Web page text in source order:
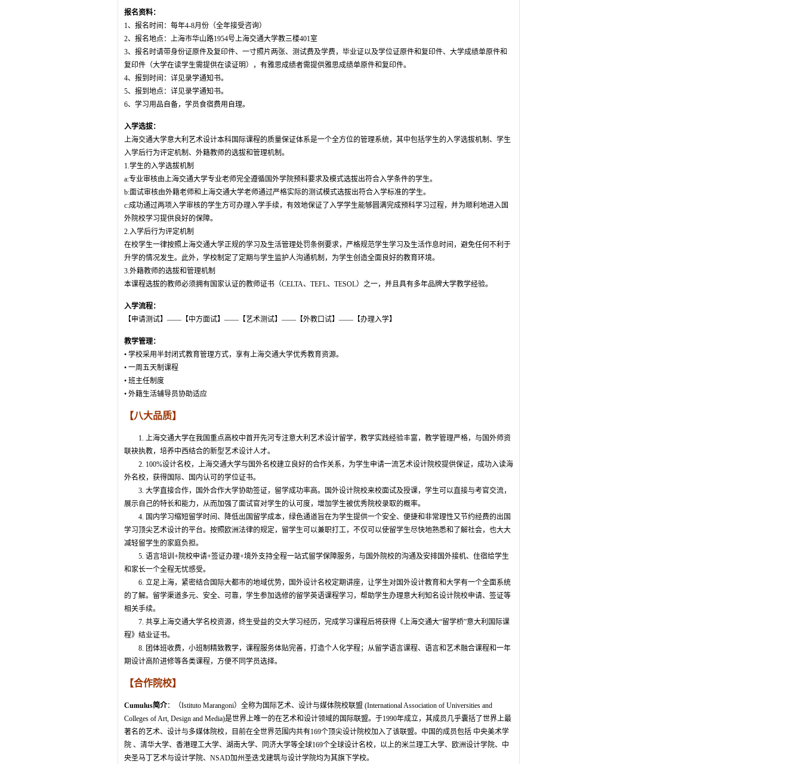
报名资料：
1、报名时间：每年4-8月份（全年接受咨询）
2、报名地点：上海市华山路1954号上海交通大学教三楼401室
3、报名时请带身份证原件及复印件、一寸照片两张、测试费及学费，毕业证以及学位证原件和复印件、大学成绩单原件和
复印件（大学在读学生需提供在读证明），有雅思成绩者需提供雅思成绩单原件和复印件。
4、报到时间：详见录学通知书。
5、报到地点：详见录学通知书。
6、学习用品自备，学员食宿费用自理。
入学选拔：
上海交通大学意大利艺术设计本科国际课程的质量保证体系是一个全方位的管理系统，其中包括学生的入学选拔机制、学生
入学后行为评定机制、外籍教师的选拔和管理机制。
1.学生的入学选拔机制
a:专业审核由上海交通大学专业老师完全遵循国外学院预科要求及模式选拔出符合入学条件的学生。
b:面试审核由外籍老师和上海交通大学老师通过严格实际的测试模式选拔出符合入学标准的学生。
c:成功通过两项入学审核的学生方可办理入学手续，有效地保证了入学学生能够圆满完成预科学习过程，并为顺利地进入国
外院校学习提供良好的保障。
2.入学后行为评定机制
在校学生一律按照上海交通大学正规的学习及生活管理处罚条例要求，严格规范学生学习及生活作息时间，避免任何不利于
升学的情况发生。此外，学校制定了定期与学生监护人沟通机制，为学生创造全面良好的教育环境。
3.外籍教师的选拔和管理机制
本课程选拔的教师必须拥有国家认证的教师证书（CELTA、TEFL、TESOL）之一，并且具有多年品牌大学教学经验。
入学流程：
【申请测试】——【中方面试】——【艺术测试】——【外教口试】——【办理入学】
教学管理：
• 学校采用半封闭式教育管理方式，享有上海交通大学优秀教育资源。
• 一周五天制课程
• 班主任制度
• 外籍生活辅导员协助适应
【八大品质】
1. 上海交通大学在我国重点高校中首开先河专注意大利艺术设计留学，教学实践经验丰富，教学管理严格，与国外师资
联袂执教，培养中西结合的新型艺术设计人才。
2. 100%设计名校，上海交通大学与国外名校建立良好的合作关系，为学生申请一流艺术设计院校提供保证，成功入读海
外名校，获得国际、国内认可的学位证书。
3. 大学直接合作，国外合作大学协助签证，留学成功率高。国外设计院校来校面试及授课，学生可以直接与考官交流，
展示自己的特长和能力，从而加强了面试官对学生的认可度，增加学生被优秀院校录取的概率。
4. 国内学习缩短留学时间、降低出国留学成本，绿色通道旨在为学生提供一个安全、便捷和非常理性又节约经费的出国
学习顶尖艺术设计的平台。按照欧洲法律的规定，留学生可以兼职打工，不仅可以使留学生尽快地熟悉和了解社会，也大大
减轻留学生的家庭负担。
5. 语言培训+院校申请+签证办理+境外支持全程一站式留学保障服务，与国外院校的沟通及安排国外接机、住宿给学生
和家长一个全程无忧感受。
6. 立足上海，紧密结合国际大都市的地域优势，国外设计名校定期讲座，让学生对国外设计教育和大学有一个全面系统
的了解。留学渠道多元、安全、可靠，学生参加选修的留学英语课程学习，帮助学生办理意大利知名设计院校申请、签证等
相关手续。
7. 共享上海交通大学名校资源，终生受益的交大学习经历，完成学习课程后将获得《上海交通大“留学桥”意大利国际课
程》结业证书。
8. 团体班收费，小班制精致教学，课程服务体贴完善，打造个人化学程；从留学语言课程、语言和艺术融合课程和一年
期设计高阶进修等各类课程，方便不同学员选择。
【合作院校】
Cumulus简介：（Istituto Marangoni）全称为国际艺术、设计与媒体院校联盟 (International Association of Universities and
Colleges of Art, Design and Media)是世界上唯一的在艺术和设计领域的国际联盟。于1990年成立，其成员几乎囊括了世界上最
著名的艺术、设计与多媒体院校，目前在全世界范围内共有169个顶尖设计院校加入了该联盟。中国的成员包括 中央美术学
院 、清华大学、香港理工大学、湖南大学、同济大学等全球169个全球设计名校，以上的米兰理工大学、欧洲设计学院、中
央圣马丁艺术与设计学院、NSAD加州圣迭戈建筑与设计学院均为其旗下学校。